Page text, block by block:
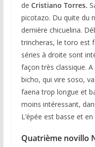
de Cristiano Torres.
picotazo. Du quite du
dernière chicuelina.
trincheras, le toro est
séries à droite sont
façon très classique.
bicho, qui vire soso,
faena trop longue et
moins intéressant,
L’épée est basse et
Quatrième novillo